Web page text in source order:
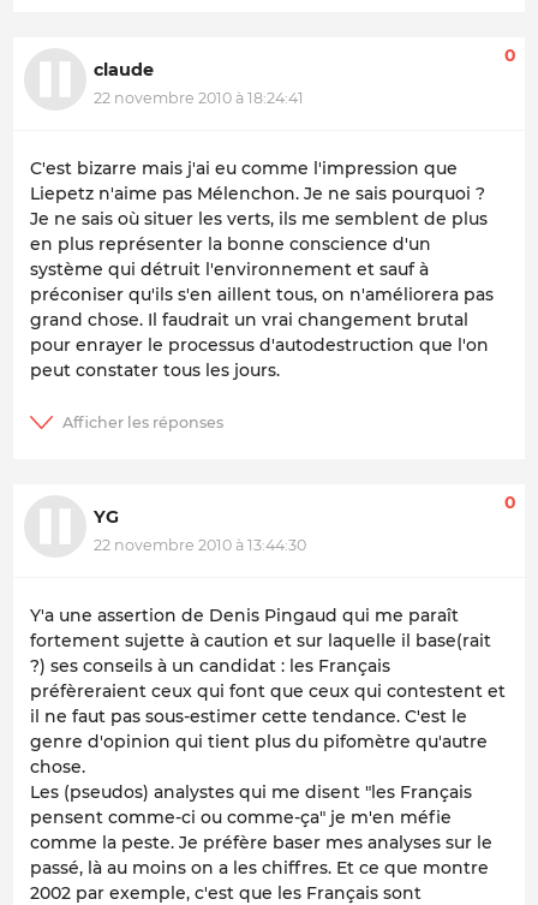
claude
22 novembre 2010 à 18:24:41
0
C'est bizarre mais j'ai eu comme l'impression que
Liepetz n'aime pas Mélenchon. Je ne sais pourquoi ?
Je ne sais où situer les verts, ils me semblent de plus
en plus représenter la bonne conscience d'un
système qui détruit l'environnement et sauf à
préconiser qu'ils s'en aillent tous, on n'améliorera pas
grand chose. Il faudrait un vrai changement brutal
pour enrayer le processus d'autodestruction que l'on
peut constater tous les jours.
YG
22 novembre 2010 à 13:44:30
0
Y'a une assertion de Denis Pingaud qui me paraît
fortement sujette à caution et sur laquelle il base(rait
?) ses conseils à un candidat : les Français
préfèreraient ceux qui font que ceux qui contestent et
il ne faut pas sous-estimer cette tendance. C'est le
genre d'opinion qui tient plus du pifomètre qu'autre
chose.
Les (pseudos) analystes qui me disent "les Français
pensent comme-ci ou comme-ça" je m'en méfie
comme la peste. Je préfère baser mes analyses sur le
passé, là au moins on a les chiffres. Et ce que montre
2002 par exemple, c'est que les Français sont